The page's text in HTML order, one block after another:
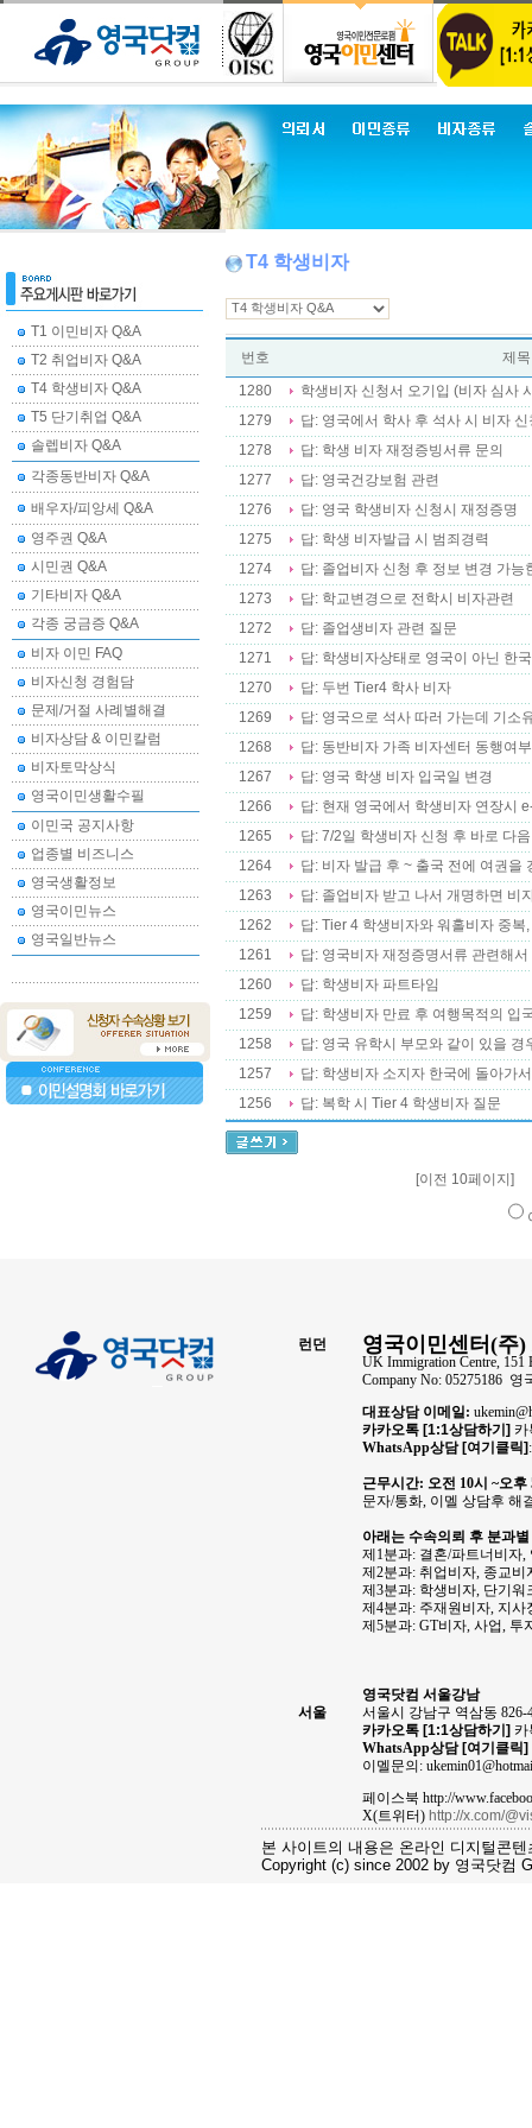
T1 이민비자 Q&A
T2 취업비자 Q&A
T4 학생비자 Q&A
T5 단기취업 Q&A
솔렙비자 Q&A
각종동반비자 Q&A
배우자/피앙세 Q&A
영주권 Q&A
시민권 Q&A
기타비자 Q&A
각종 궁금증 Q&A
비자 이민 FAQ
비자신청 경험담
문제/거절 사례별해결
비자상담 & 이민칼럼
비자토막상식
영국이민생활수필
이민국 공지사항
업종별 비즈니스
영국생활정보
영국이민뉴스
영국일반뉴스
T4 학생비자
번호
제목
1280
학생비자 신청서 오기입 (비자 심사
1279
답: 영국에서 학사 후 석사 시 비자
1278
답: 학생 비자 재정증빙서류 문의
1277
답: 영국건강보험 관련
1276
답: 영국 학생비자 신청시 재정증명
1275
답: 학생 비자발급 시 범죄경력
1274
답: 졸업비자 신청 후 정보 변경 가능
1273
답: 학교변경으로 전학시 비자관련
1272
답: 졸업생비자 관련 질문
1271
답: 학생비자상태로 영국이 아닌 한
1270
답: 두번 Tier4 학사 비자
1269
답: 영국으로 석사 따러 가는데 기소
1268
답: 동반비자 가족 비자센터 동행여부
1267
답: 영국 학생 비자 입국일 변경
1266
답: 현재 영국에서 학생비자 연장시
1265
답: 7/2일 학생비자 신청 후 바로 다음
1264
답: 비자 발급 후 ~ 출국 전에 여권을
1263
답: 졸업비자 받고 나서 개명하면 비
1262
답: Tier 4 학생비자와 워홀비자 중복
1261
답: 영국비자 재정증명서류 관련해
1260
답: 학생비자 파트타임
1259
답: 학생비자 만료 후 여행목적의 입
1258
답: 영국 유학시 부모와 같이 있을 경
1257
답: 학생비자 소지자 한국에 돌아가
1256
답: 복학 시 Tier 4 학생비자 질문
[이전 10페이지]
런던 영국이민센터(주
UK Immigration Centre,
Company No: 05275186
대표상담 이메일:
카카오톡 [1:1상담하기] 카
WhatsApp상담 [여기클릭]
근무시간: 오전 10시 ~오
문자/통화, 이멜 상담후 해
아래는 수속의뢰 후 분과
제1분과: 결혼/파트너비자,
제2분과: 취업비자, 종교비
제3분과: 학생비자, 단기워
제4분과: 주재원비자, 지
제5분과: GT비자, 사업, 투
서울
영국닷컴 서울강남
서울시 강남구 역삼동
카카오톡 [1:1상담하기] 카
WhatsApp상담 [여기클릭]
이멜문의:
페이스북 http://
X(트위터) http://x.com/
본 사이트의 내용은 온라인 디지털콘
Copyright (c) since 2002 by 영국닷컴